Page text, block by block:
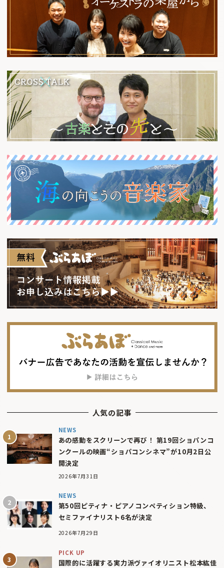
人気の記事
NEWS
あの感動をスクリーンで再び！ 第19回ショパンコ
ンクールの映画“ショパコンシネマ”が10月2日公
開決定
2026年7月31日
NEWS
第50回ピティナ・ピアノコンペティション特級、
セミファイナリスト6名が決定
2026年7月29日
PICK UP
国際的に活躍する実力派ヴァイオリニスト松本紘佳